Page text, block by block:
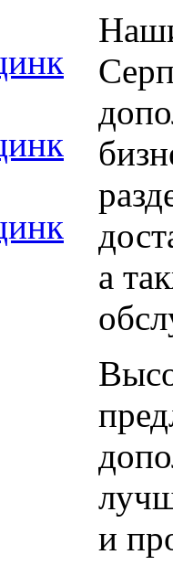
а
и